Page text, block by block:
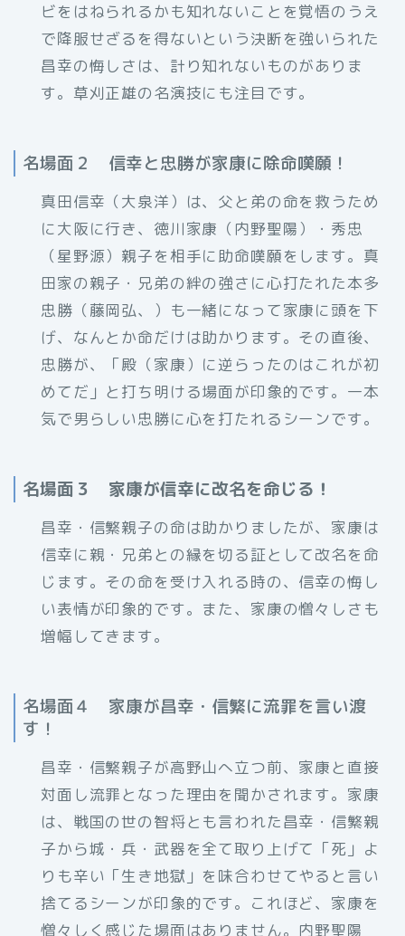
ビをはねられるかも知れないことを覚悟のうえ
で降服せざるを得ないという決断を強いられた
昌幸の悔しさは、計り知れないものがありま
す。草刈正雄の名演技にも注目です。
名場面２ 信幸と忠勝が家康に除命嘆願！
真田信幸（大泉洋）は、父と弟の命を救うため
に大阪に行き、徳川家康（内野聖陽）・秀忠
（星野源）親子を相手に助命嘆願をします。真
田家の親子・兄弟の絆の強さに心打たれた本多
忠勝（藤岡弘、）も一緒になって家康に頭を下
げ、なんとか命だけは助かります。その直後、
忠勝が、「殿（家康）に逆らったのはこれが初
めてだ」と打ち明ける場面が印象的です。一本
気で男らしい忠勝に心を打たれるシーンです。
名場面３ 家康が信幸に改名を命じる！
昌幸・信繁親子の命は助かりましたが、家康は
信幸に親・兄弟との縁を切る証として改名を命
じます。その命を受け入れる時の、信幸の悔し
い表情が印象的です。また、家康の憎々しさも
増幅してきます。
名場面４ 家康が昌幸・信繁に流罪を言い渡
す！
昌幸・信繁親子が高野山へ立つ前、家康と直接
対面し流罪となった理由を聞かされます。家康
は、戦国の世の智将とも言われた昌幸・信繁親
子から城・兵・武器を全て取り上げて「死」よ
りも辛い「生き地獄」を味合わせてやると言い
捨てるシーンが印象的です。これほど、家康を
憎々しく感じた場面はありません。内野聖陽